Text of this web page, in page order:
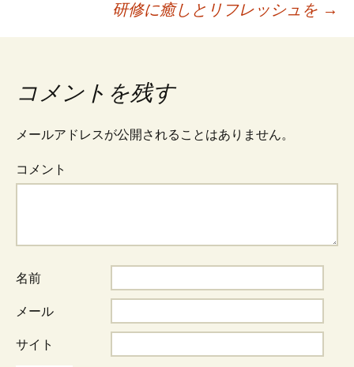
投
稿
ナ
ビ
ゲ
ー
シ
研修に癒しとリフレッシュを →
コメントを残す
メールアドレスが公開されることはありません。
コメント
名前
メール
サイト